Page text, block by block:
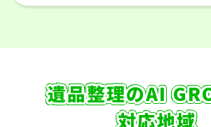
遺品整理のAI
対応地域